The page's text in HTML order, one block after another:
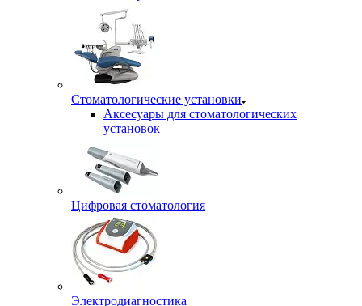
Стоматологические установки
Аксесуары для стоматологических
установок
Цифровая стоматология
Электродиагностика